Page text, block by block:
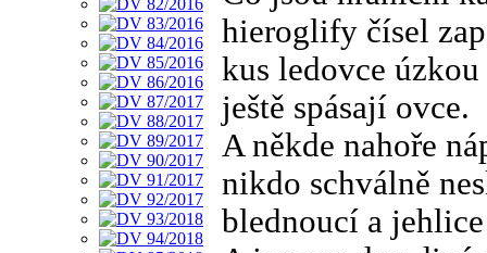
hieroglify čísel
kus ledovce
ještě spásají ovce.
A někde nahoře
nikdo schválně
blednoucí a